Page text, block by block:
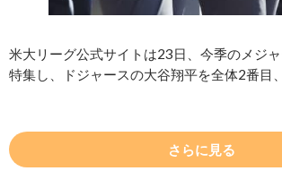
米大リーグ公式サイトは23日、今季のメジ
特集し、ドジャースの大谷翔平を全体2番目
さらに見る